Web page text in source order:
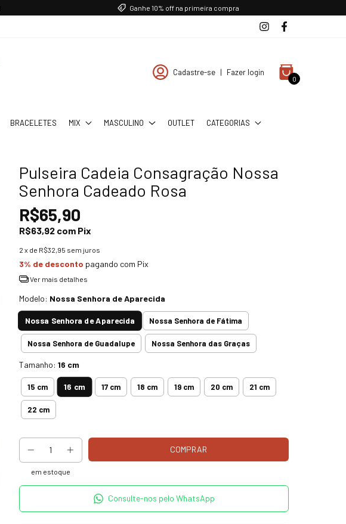
Ganhe 10% off na primeira compra
Cadastre-se | Fazer login
0
BRACELETES MIX MASCULINO OUTLET CATEGORIAS
Pulseira Cadeia Consagração Nossa
Senhora Cadeado Rosa
R$65,90
R$63,92 com Pix
2 x de R$32,95 sem juros
3% de desconto pagando com Pix
Ver mais detalhes
Modelo: Nossa Senhora de Aparecida
Nossa Senhora de Aparecida Nossa Senhora de Fátima
Nossa Senhora de Guadalupe Nossa Senhora das Graças
Tamanho: 16 cm
15 cm 16 cm 17 cm 18 cm 19 cm 20 cm 21 cm
22 cm
em estoque
Consulte-nos pelo WhatsApp